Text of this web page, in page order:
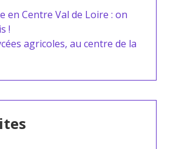
en Centre Val de Loire : on
!
agricoles, au centre de la